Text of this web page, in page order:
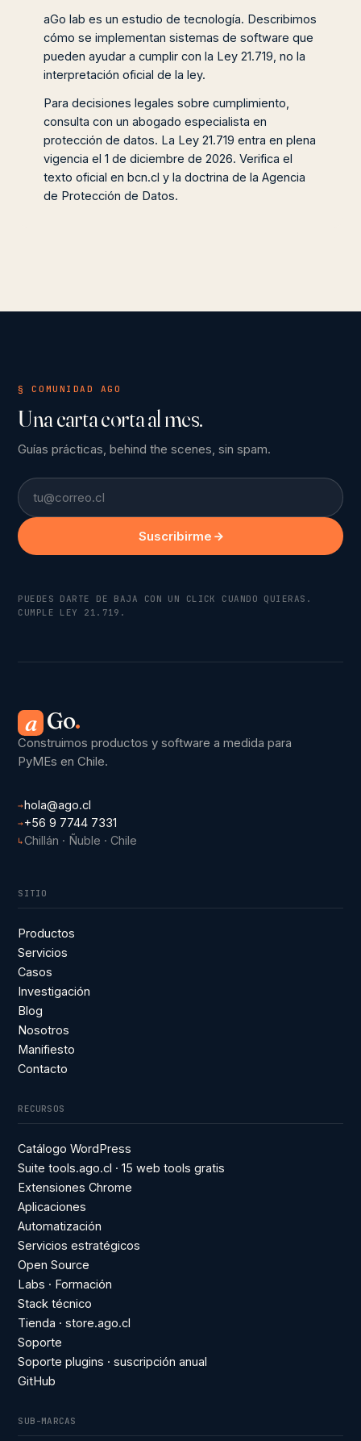
aGo lab es un estudio de tecnología. Describimos
cómo se implementan sistemas de software que
pueden ayudar a cumplir con la Ley 21.719, no la
interpretación oficial de la ley.
Para decisiones legales sobre cumplimiento,
consulta con un abogado especialista en
protección de datos. La Ley 21.719 entra en plena
vigencia el 1 de diciembre de 2026. Verifica el
texto oficial en bcn.cl y la doctrina de la Agencia
de Protección de Datos.
§ COMUNIDAD AGO
Una carta corta al mes.
Guías prácticas, behind the scenes, sin spam.
Email
Suscribirme
PUEDES DARTE DE BAJA CON UN CLICK CUANDO QUIERAS.
CUMPLE LEY 21.719.
a Go.
Construimos productos y software a medida para
PyMEs en Chile.
→hola@ago.cl
→ +56 9 7744 7331
↳Chillán · Ñuble · Chile
SITIO
Productos
Servicios
Casos
Investigación
Blog
Nosotros
Manifiesto
Contacto
RECURSOS
Catálogo WordPress
Suite tools.ago.cl · 15 web tools gratis
Extensiones Chrome
Aplicaciones
Automatización
Servicios estratégicos
Open Source
Labs · Formación
Stack técnico
Tienda · store.ago.cl
Soporte
Soporte plugins · suscripción anual
GitHub
SUB-MARCAS